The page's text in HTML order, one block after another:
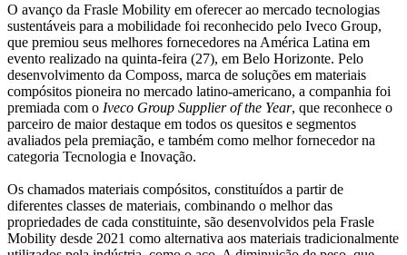
O avanço da Frasle Mobility em oferecer ao mercado tecnologias
sustentáveis para a mobilidade foi reconhecido pelo Iveco Group,
que premiou seus melhores fornecedores na América Latina em
evento realizado na quinta-feira (27), em Belo Horizonte. Pelo
desenvolvimento da Composs, marca de soluções em materiais
compósitos pioneira no mercado latino-americano, a companhia foi
premiada com o Iveco Group Supplier of the Year, que reconhece o
parceiro de maior destaque em todos os quesitos e segmentos
avaliados pela premiação, e também como melhor fornecedor na
categoria Tecnologia e Inovação.
Os chamados materiais compósitos, constituídos a partir de
diferentes classes de materiais, combinando o melhor das
propriedades de cada constituinte, são desenvolvidos pela Frasle
Mobility desde 2021 como alternativa aos materiais tradicionalmente